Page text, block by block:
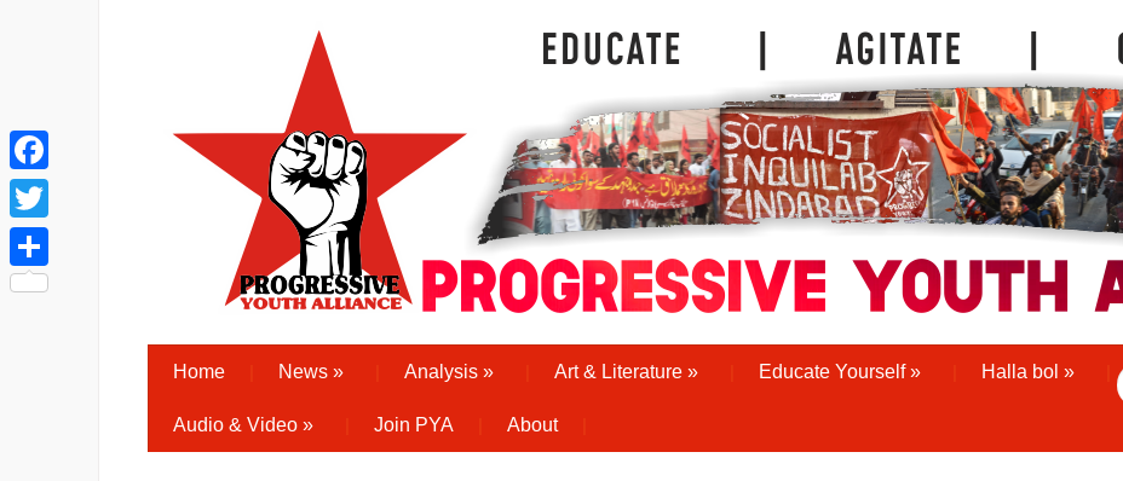
Home News » Analysis » Art & Literature » Educate Yourself» Halla bol »
Audio & Video » Join PYA About
Facebook
Twitter
Share